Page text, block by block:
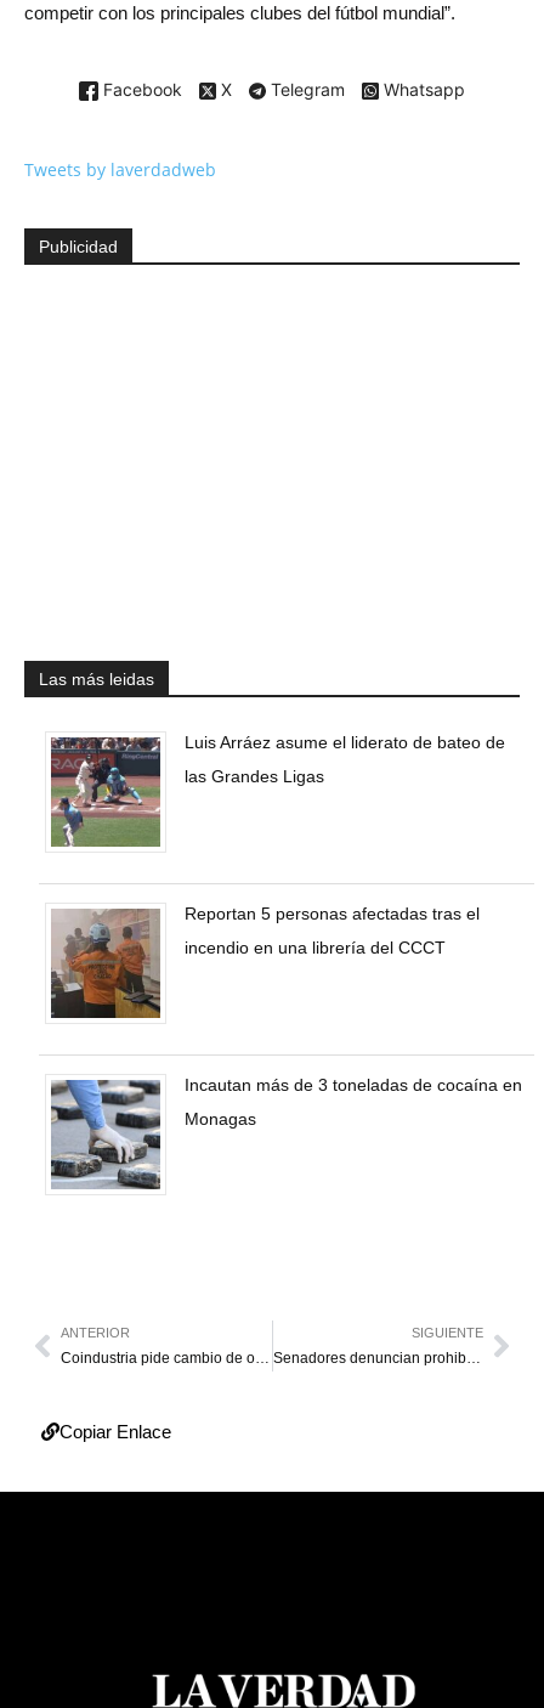
competir con los principales clubes del fútbol mundial”.
Facebook X Telegram Whatsapp
Tweets by laverdadweb
Publicidad
Las más leidas
Luis Arráez asume el liderato de bateo de
las Grandes Ligas
Reportan 5 personas afectadas tras el
incendio en una librería del CCCT
Incautan más de 3 toneladas de cocaína en
Monagas
ANTERIOR
Coindustria pide cambio de orientación económica
SIGUIENTE
Senadores denuncian prohibición de aterrizar en Venezuela
Copiar Enlace